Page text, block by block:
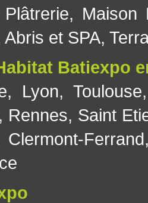
, Maison
Abris et SPA,
Batiexpo
, Lyon, Toulouse
, Rennes, Saint
Clermont-Ferrand